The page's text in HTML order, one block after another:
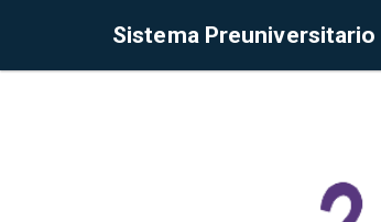
Sistema Preuniversitario